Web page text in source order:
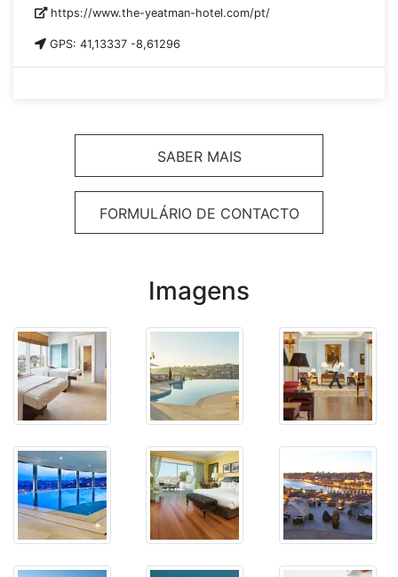
https://www.the-yeatman-hotel.com/pt/
GPS: 41,13337 -8,61296
SABER MAIS
FORMULÁRIO DE CONTACTO
Imagens